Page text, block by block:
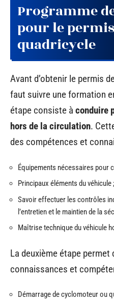
Programme
pour le
quadricycle
Avant d’obtenir le permis
faut suivre une formation
étape consiste à conduire
hors de la circulation.
des compétences et
Équipements nécessaires pour
Principaux éléments du véhicule ;
Savoir effectuer les contrôles
l’entretien et le maintien de la
Maîtrise technique du véhicule
La deuxième étape permet
connaissances et
Démarrage de cyclomoteur ou